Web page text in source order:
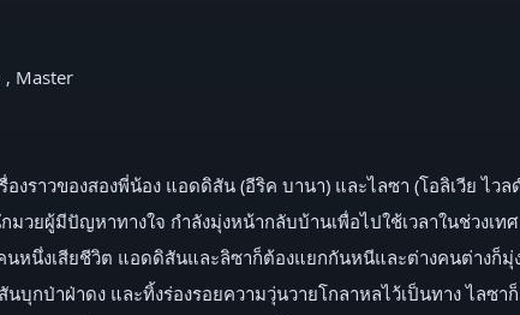
, Master
องราวของสองพี่น้อง แอดดิสัน (อีริค บานา) และไลซา (โอลิเวีย ไ
วยผู้มีปัญหาทางใจ กำลังมุ่งหน้ากลับบ้านเพื่อไปใช้เวลาในช่วงเ
หนึ่งเสียชีวิต แอดดิสันและลิซาก็ต้องแยกกันหนีและต่างคนต่างก็
กป่าฝ่าดง และทิ้งร่องรอยความวุ่นวายโกลาหลไว้เป็นทาง ไลซา